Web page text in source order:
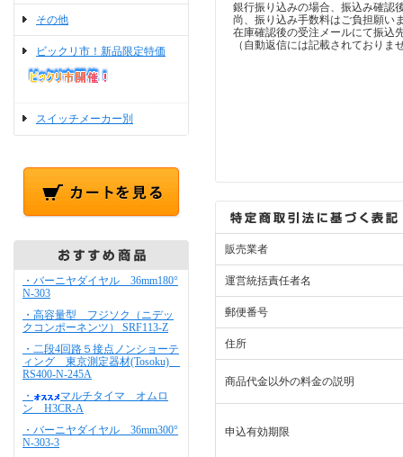
その他
ビックリ市！新品限定特価
スイッチメーカー別
・バーニヤダイヤル 36mm180°
N-303
・高容量型 フジソク（ニデッ
クコンポーネンツ） SRF113-Z
・二段4回路５接点ノンショーテ
ィング 東京測定器材(Tosoku)
RS400-N-245A
・
マルチタイマ オムロ
ン H3CR-A
・バーニヤダイヤル 36mm300°
N-303-3
銀行振り込みの場合、振込み確認
尚、振り込み手数料はご負担願い
在庫確認後の受注メールにて振込
（自動返信には記載されておりま
販売業者
運営統括責任者名
郵便番号
住所
商品代金以外の料金の説明
申込有効期限